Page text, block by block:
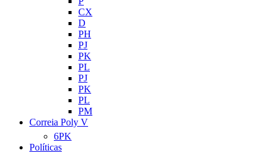
CX
D
PH
PJ
PK
PL
PJ
PK
PL
PM
Correia Poly V
6PK
Políticas